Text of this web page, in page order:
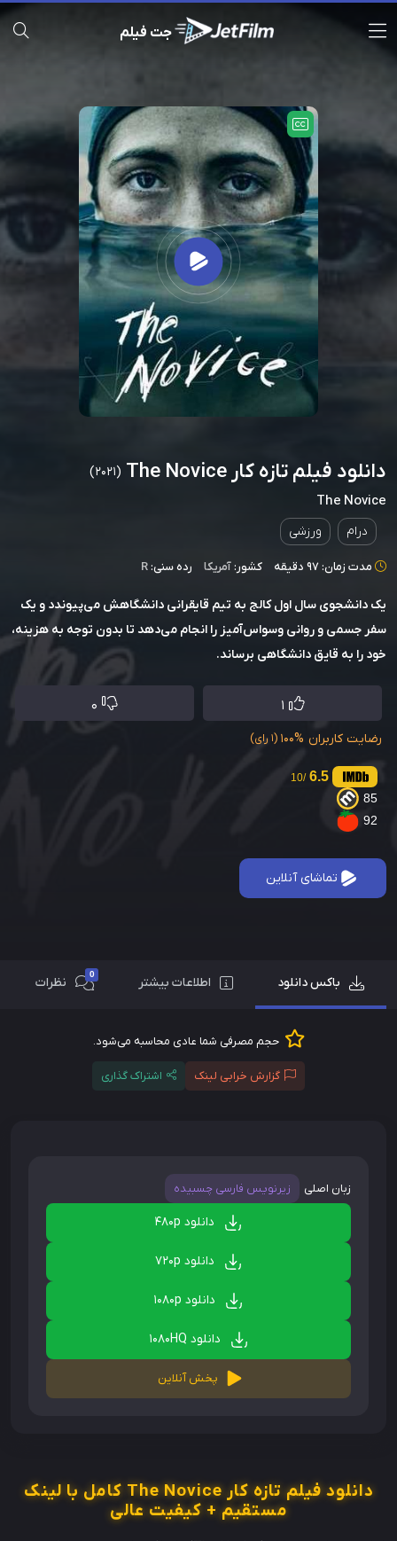
جت فیلم
دانلود فیلم تازه کار The Novice (2021)
The Novice
درام ورزشی
مدت زمان: 97 دقیقه کشور:آمریکا رده سنی:R
یک دانشجوی سال اول کالج به تیم قایقرانی دانشگاهش می‌پیوندد و یک
سفر جسمی و روانی وسواس‌آمیز را انجام می‌دهد تا بدون توجه به هزینه،
خود را به قایق دانشگاهی برساند.
1
0
رضایت کاربران 100% (1 رای)
6.5
/10
85
92
تماشای آنلاین
باکس دانلود اطلاعات بیشتر 0 نظرات
حجم مصرفی شما عادی محاسبه می‌شود.
گزارش خرابی لینک اشتراک گذاری
زبان اصلی زیرنویس فارسی چسبیده
دانلود 480p
دانلود 720p
دانلود 1080p
دانلود 1080HQ
پخش آنلاین
دانلود فیلم تازه کار The Novice کامل با لینک
مستقیم + کیفیت عالی